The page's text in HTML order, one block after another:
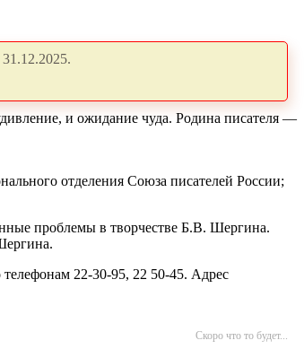
и ожидание чуда. Родина писателя —
отделения Союза писателей России;
проблемы в творчестве Б.В. Шергина.
22-30-95, 22 50-45. Адрес
Скоро что то будет...